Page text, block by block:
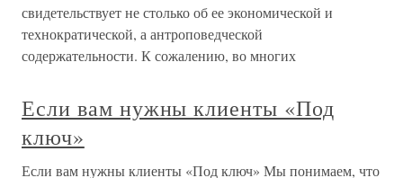
свидетельствует не столько об ее экономической и
технократической, а антроповедческой
содержательности. К сожалению, во многих
Если вам нужны клиенты «Под
ключ»
Если вам нужны клиенты «Под ключ» Мы понимаем, что